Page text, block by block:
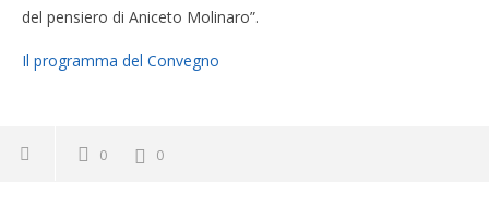
del pensiero di Aniceto Molinaro”.
Il programma del Convegno
0 0